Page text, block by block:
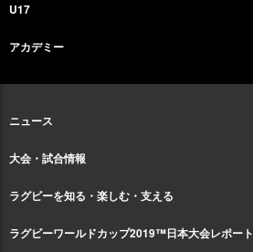
U17
アカデミー
ニュース
大会・試合情報
ラグビーを知る・楽しむ・支える
ラグビーワールドカップ2019™日本大会レポート